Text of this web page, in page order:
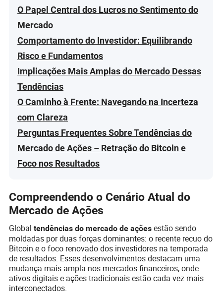
O Papel Central dos Lucros no Sentimento do
Mercado
Comportamento do Investidor: Equilibrando
Risco e Fundamentos
Implicações Mais Amplas do Mercado Dessas
Tendências
O Caminho à Frente: Navegando na Incerteza
com Clareza
Perguntas Frequentes Sobre Tendências do
Mercado de Ações – Retração do Bitcoin e
Foco nos Resultados
Compreendendo o Cenário Atual do
Mercado de Ações
Globaltendências do mercado de ações estão sendo
moldadas por duas forças dominantes: o recente recuo do
Bitcoin e o foco renovado dos investidores na temporada
de resultados. Esses desenvolvimentos destacam uma
mudança mais ampla nos mercados financeiros, onde
ativos digitais e ações tradicionais estão cada vez mais
interconectados.